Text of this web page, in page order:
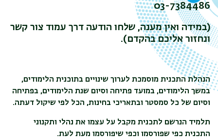
03-7384486
(במידה ואין מענה, שלחו הודעה דרך עמוד צור קשר
ונחזור אליכם בהקדם).
הנהלת התכנית מוסמכת לערוך שינויים בתוכנית הלימודים,
במשך הלימודים, במועד פתיחה וסיום שנת הלימודים, בפתיחה
וסיום של כל סמסטר ובתאריכי בחינות, הכל לפי שיקול דעתה.
תלמיד הנרשם לתכנית מקבל על עצמו את נהלי ותקנוני
התכנית כפי שפורסמו וכפי שיפורסמו מעת לעת.